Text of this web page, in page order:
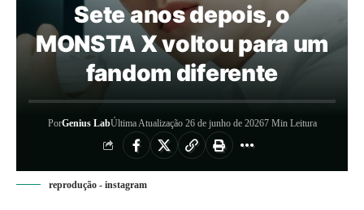
Sete anos depois, o
MONSTA X voltou para um
fandom diferente
PorGenius LabÚltima Atualização 26 de junho de 20267 Min Leitura
reprodução - instagram